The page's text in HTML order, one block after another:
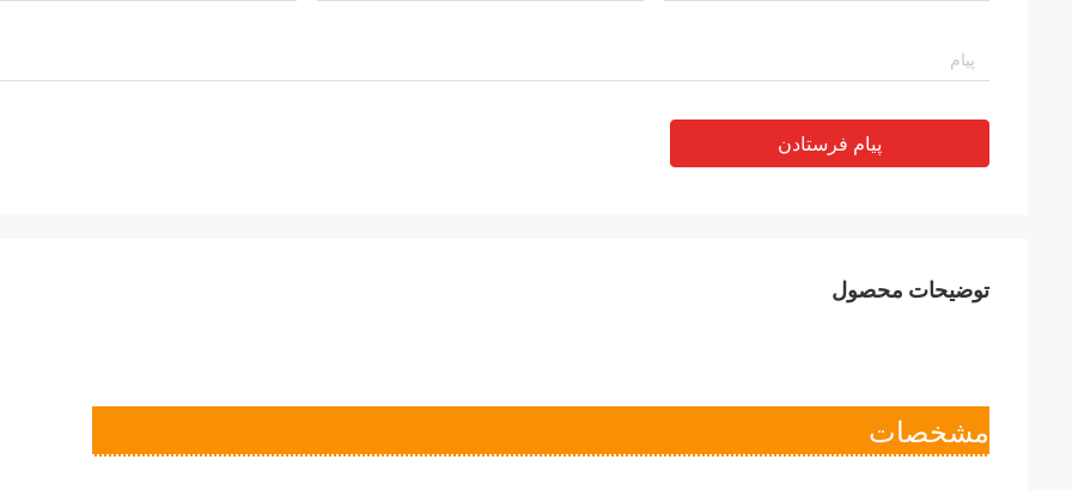
پیام فرستادن
توضیحات محصول
مشخصات